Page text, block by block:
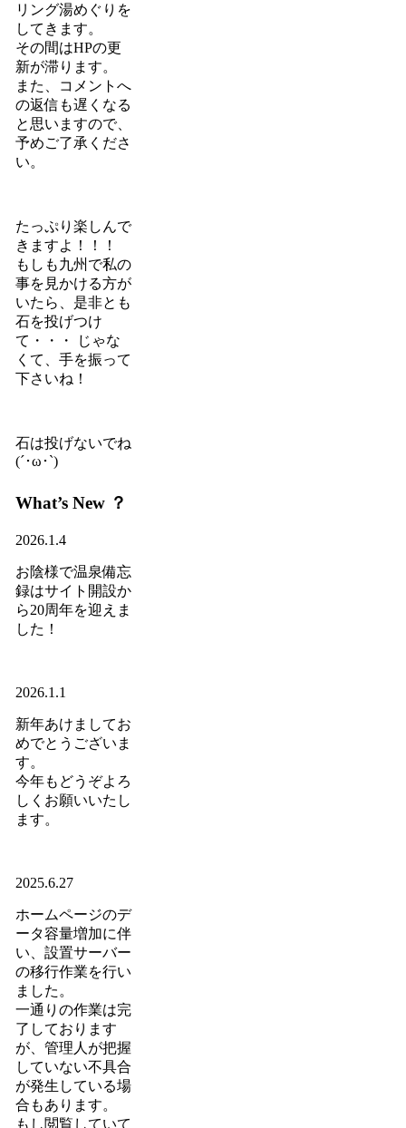
リング湯めぐりを
してきます。
その間はHPの更
新が滞ります。
また、コメントへ
の返信も遅くなる
と思いますので、
予めご了承くださ
い。
たっぷり楽しんで
きますよ！！！
もしも九州で私の
事を見かける方が
いたら、是非とも
石を投げつけ
て・・・ じゃな
くて、手を振って
下さいね！
石は投げないでね
(´･ω･`)
What’s New ？
2026.1.4
お陰様で温泉備忘
録はサイト開設か
ら20周年を迎えま
した！
2026.1.1
新年あけましてお
めでとうございま
す。
今年もどうぞよろ
しくお願いいたし
ます。
2025.6.27
ホームページのデ
ータ容量増加に伴
い、設置サーバー
の移行作業を行い
ました。
一通りの作業は完
了しております
が、管理人が把握
していない不具合
が発生している場
合もあります。
もし閲覧していて